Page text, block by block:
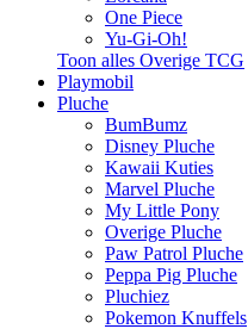
One Piece
Yu-Gi-Oh!
Toon alles Overige TCG
Playmobil
Pluche
BumBumz
Disney Pluche
Kawaii Kuties
Marvel Pluche
My Little Pony
Overige Pluche
Paw Patrol Pluche
Peppa Pig Pluche
Pluchiez
Pokemon Knuffels